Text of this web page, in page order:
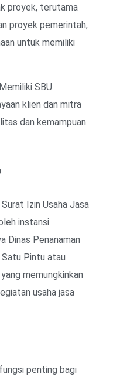
proyek, terutama
proyek pemerintah,
untuk memiliki
SBU
klien dan mitra
dan kemampuan
Izin Usaha Jasa
instansi
Dinas Penanaman
Pintu atau
memungkinkan
usaha jasa
penting bagi